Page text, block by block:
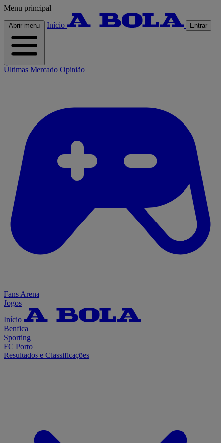
Menu principal
Abrir menu Início Entrar
Últimas Mercado Opinião
Fans Arena
Jogos
Início
Benfica
Sporting
FC Porto
Resultados e Classificações